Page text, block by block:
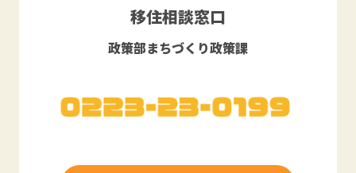
移住相談窓口
政策部まちづくり政策課